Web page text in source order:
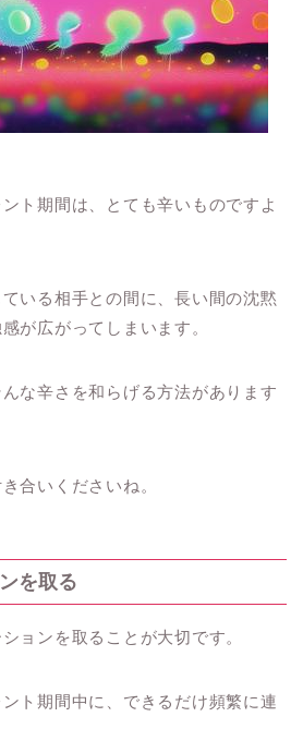
ト期間は、とても辛いものですよ
いる相手との間に、長い間の沈黙
が広がってしまいます。
な辛さを和らげる方法があります
合いくださいね。
を取る
ョンを取ることが大切です。
ト期間中に、できるだけ頻繁に連